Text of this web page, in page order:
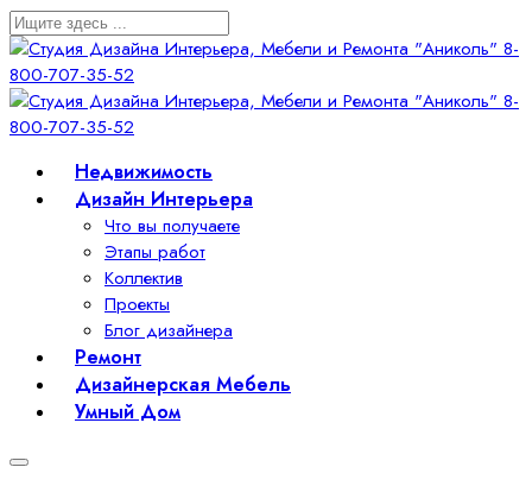
Недвижимость
Дизайн Интерьера
Что вы получаете
Этапы работ
Коллектив
Проекты
Блог дизайнера
Ремонт
Дизайнерская Мебель
Умный Дом